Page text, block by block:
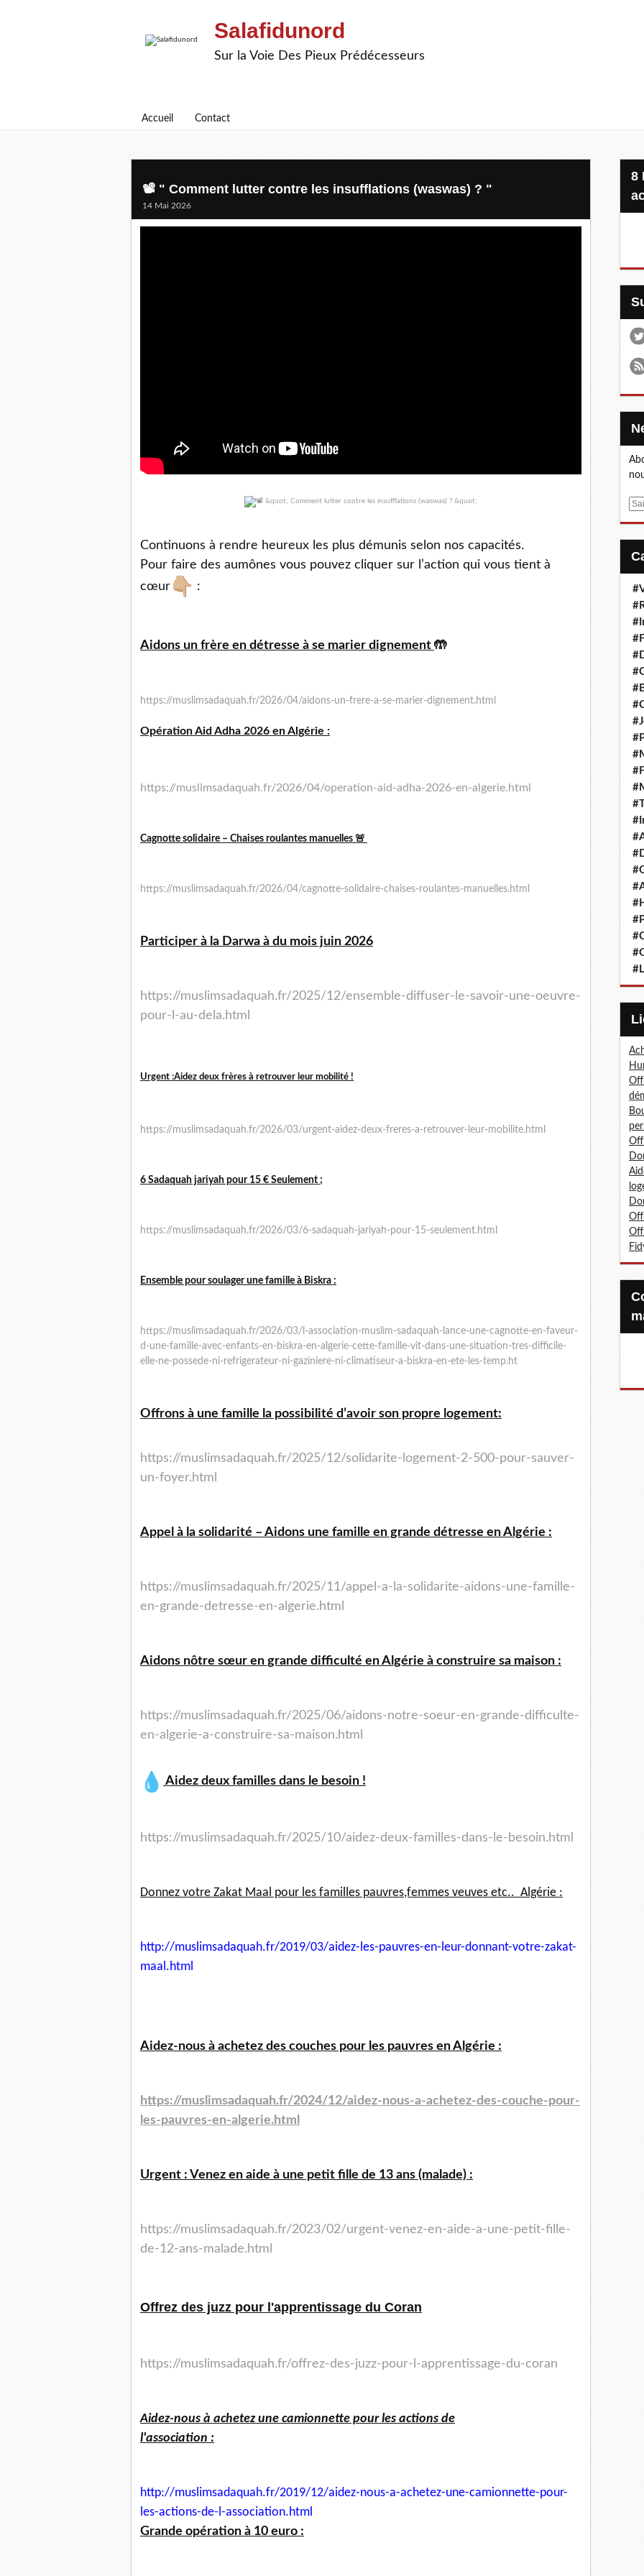
Salafidunord
Sur la Voie Des Pieux Prédécesseurs
Accueil Contact
📽️ " Comment lutter contre les insufflations (waswas) ? "
14 Mai 2026
Continuons à rendre heureux les plus démunis selon nos capacités.
Pour faire des aumônes vous pouvez cliquer sur l’action qui vous tient à
cœur
:
Aidons un frère en détresse à se marier dignement 🤲
https://muslimsadaquah.fr/2026/04/aidons-un-frere-a-se-marier-dignement.html
Opération Aid Adha 2026 en Algérie :
https://muslimsadaquah.fr/2026/04/operation-aid-adha-2026-en-algerie.html
Cagnotte solidaire – Chaises roulantes manuelles 🚨
https://muslimsadaquah.fr/2026/04/cagnotte-solidaire-chaises-roulantes-manuelles.html
Participer à la Darwa à du mois juin 2026
https://muslimsadaquah.fr/2025/12/ensemble-diffuser-le-savoir-une-oeuvre-
pour-l-au-dela.html
Urgent :Aidez deux frères à retrouver leur mobilité !
https://muslimsadaquah.fr/2026/03/urgent-aidez-deux-freres-a-retrouver-leur-mobilite.html
6 Sadaquah jariyah pour 15 € Seulement ;
https://muslimsadaquah.fr/2026/03/6-sadaquah-jariyah-pour-15-seulement.html
Ensemble pour soulager une famille à Biskra :
https://muslimsadaquah.fr/2026/03/l-association-muslim-sadaquah-lance-une-cagnotte-en-faveur-
d-une-famille-avec-enfants-en-biskra-en-algerie-cette-famille-vit-dans-une-situation-tres-difficile-
elle-ne-possede-ni-refrigerateur-ni-gaziniere-ni-climatiseur-a-biskra-en-ete-les-temp.ht
Offrons à une famille la possibilité d’avoir son propre logement:
https://muslimsadaquah.fr/2025/12/solidarite-logement-2-500-pour-sauver-
un-foyer.html
Appel à la solidarité – Aidons une famille en grande détresse en Algérie :
https://muslimsadaquah.fr/2025/11/appel-a-la-solidarite-aidons-une-famille-
en-grande-detresse-en-algerie.html
Aidons nôtre sœur en grande difficulté en Algérie à construire sa maison :
https://muslimsadaquah.fr/2025/06/aidons-notre-soeur-en-grande-difficulte-
en-algerie-a-construire-sa-maison.html
Aidez deux familles dans le besoin !
https://muslimsadaquah.fr/2025/10/aidez-deux-familles-dans-le-besoin.html
Donnez votre Zakat Maal pour les familles pauvres,femmes veuves etc.. Algérie :
http://muslimsadaquah.fr/2019/03/aidez-les-pauvres-en-leur-donnant-votre-zakat-
maal.html
Aidez-nous à achetez des couches pour les pauvres en Algérie :
https://muslimsadaquah.fr/2024/12/aidez-nous-a-achetez-des-couche-pour-
les-pauvres-en-algerie.html
Urgent : Venez en aide à une petit fille de 13 ans (malade) :
https://muslimsadaquah.fr/2023/02/urgent-venez-en-aide-a-une-petit-fille-
de-12-ans-malade.html
Offrez des juzz pour l'apprentissage du Coran
https://muslimsadaquah.fr/offrez-des-juzz-pour-l-apprentissage-du-coran
Aidez-nous à achetez une camionnette pour les actions de
l'association :
http://muslimsadaquah.fr/2019/12/aidez-nous-a-achetez-une-camionnette-pour-
les-actions-de-l-association.html
Grande opération à 10 euro :
8 Projets, 20 €, une seule
E
Confiez-nous votre Zakat-al-